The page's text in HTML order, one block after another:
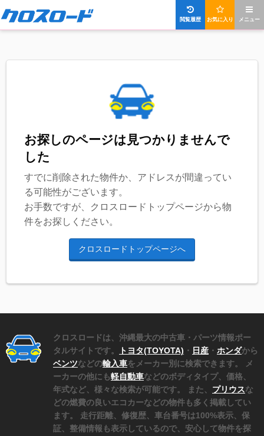
メニュー
お気に入り
閲覧履歴
お探しのページは見つかりませんで
した
すでに削除された物件か、アドレスが間違ってい
る可能性がございます。
お手数ですが、クロスロードトップページから物
件をお探しください。
クロスロードトップページへ
クロスロードは、沖縄最大の中古車・パーツ情報ポー
タルサイトです。
トヨタ(TOYOTA) ・ 日産 ・ ホンダから
ベンツなどの輸入車をメーカー別に検索できます。 メ
ーカーの他にも軽自動車などのボディタイプ、価格、
年式など、様々な検索が可能です。 また、 プリウスな
どの燃費の良いエコカーなどの物件も多く掲載してい
ます。 走行距離、修復歴、車台番号は100%表示、保
証、整備情報も表示しているので、安心して物件を探